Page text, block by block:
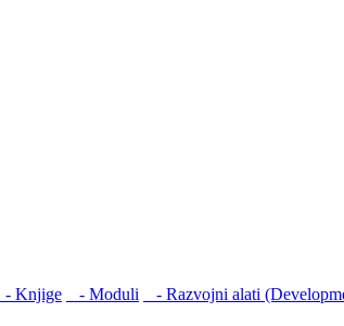
- Knjige - Moduli - Razvojni alati